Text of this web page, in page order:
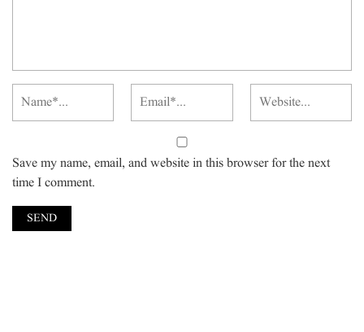
Save my name, email, and website in this browser for the next
time I comment.